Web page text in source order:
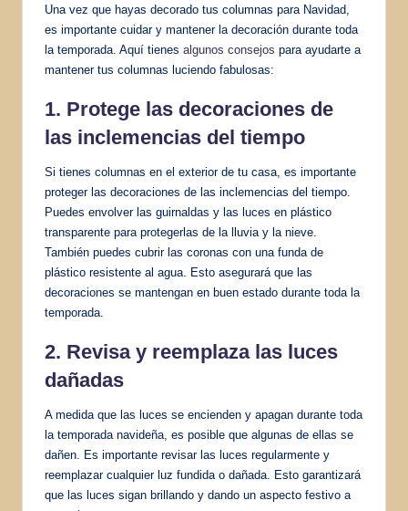
Una vez que hayas decorado tus columnas para Navidad,
es importante cuidar y mantener la decoración durante toda
la temporada. Aquí tienes algunos consejos para ayudarte a
mantener tus columnas luciendo fabulosas:
1. Protege las decoraciones de
las inclemencias del tiempo
Si tienes columnas en el exterior de tu casa, es importante
proteger las decoraciones de las inclemencias del tiempo.
Puedes envolver las guirnaldas y las luces en plástico
transparente para protegerlas de la lluvia y la nieve.
También puedes cubrir las coronas con una funda de
plástico resistente al agua. Esto asegurará que las
decoraciones se mantengan en buen estado durante toda la
temporada.
2. Revisa y reemplaza las luces
dañadas
A medida que las luces se encienden y apagan durante toda
la temporada navideña, es posible que algunas de ellas se
dañen. Es importante revisar las luces regularmente y
reemplazar cualquier luz fundida o dañada. Esto garantizará
que las luces sigan brillando y dando un aspecto festivo a